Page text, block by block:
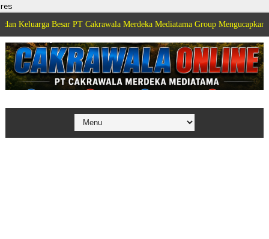
res
Besar PT Cakrawala Merdeka Mediatama Group Mengucapkan Selamat